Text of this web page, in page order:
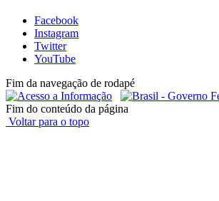
Facebook
Instagram
Twitter
YouTube
Fim da navegação de rodapé
Fim do conteúdo da página
Voltar para o topo